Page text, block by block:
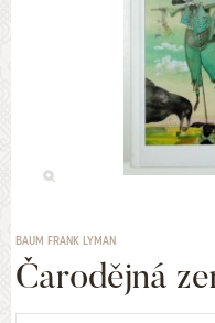
BAUM FRANK LYMAN
Čarodějná